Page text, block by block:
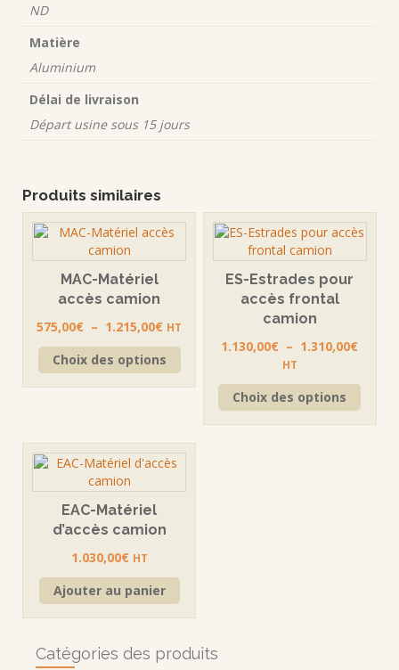
ND
Matière
Aluminium
Délai de livraison
Départ usine sous 15 jours
Produits similaires
MAC-Matériel
accès camion
575,00€ – 1.215,00€Plage
de
prix :
575,00€
1.215,00€
HT
Choix des options
Ce
produit
a
options
être
du
produit
ES-Estrades pour
accès frontal
camion
1.130,00€ – 1.310,00€Plage
prix :
HT
Choix des options
Ce
a
EAC-Matériel
d’accès camion
1.030,00€ HT
Ajouter au panier
Catégories des produits